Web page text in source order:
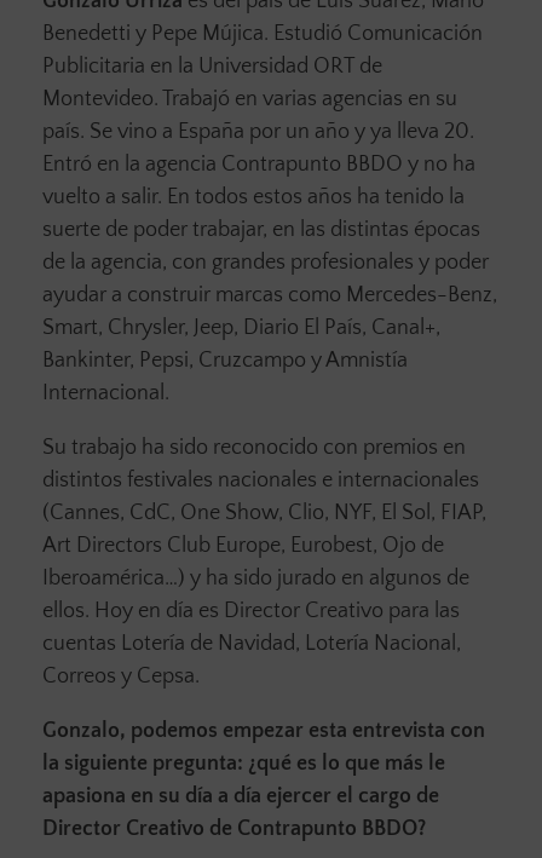
Benedetti y Pepe Mújica. Estudió Comunicación
Publicitaria en la Universidad ORT de
Montevideo. Trabajó en varias agencias en su
país. Se vino a España por un año y ya lleva 20.
Entró en la agencia Contrapunto BBDO y no ha
vuelto a salir. En todos estos años ha tenido la
suerte de poder trabajar, en las distintas épocas
de la agencia, con grandes profesionales y poder
ayudar a construir marcas como Mercedes-Benz,
Smart, Chrysler, Jeep, Diario El País, Canal+,
Bankinter, Pepsi, Cruzcampo y Amnistía
Internacional.
Su trabajo ha sido reconocido con premios en
distintos festivales nacionales e internacionales
(Cannes, CdC, One Show, Clio, NYF, El Sol, FIAP,
Art Directors Club Europe, Eurobest, Ojo de
Iberoamérica…) y ha sido jurado en algunos de
ellos. Hoy en día es Director Creativo para las
cuentas Lotería de Navidad, Lotería Nacional,
Correos y Cepsa.
Gonzalo, podemos empezar esta entrevista con
la siguiente pregunta: ¿qué es lo que más le
apasiona en su día a día ejercer el cargo de
Director Creativo de Contrapunto BBDO?